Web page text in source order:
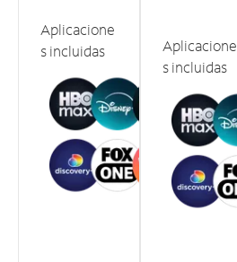
Aplicacione
s incluidas
Aplicacione
s incluidas